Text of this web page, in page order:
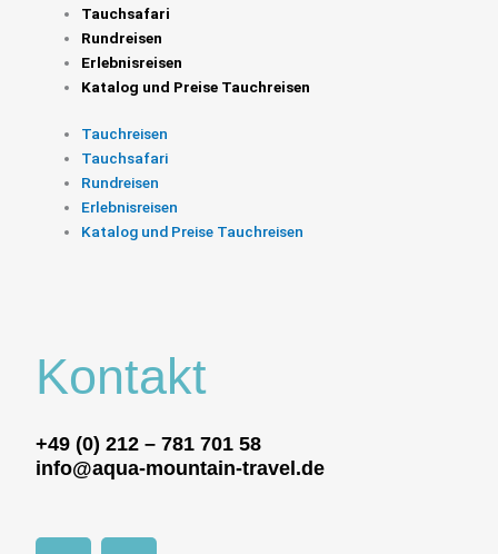
Tauchsafari
Rundreisen
Erlebnisreisen
Katalog und Preise Tauchreisen
Tauchreisen
Tauchsafari
Rundreisen
Erlebnisreisen
Katalog und Preise Tauchreisen
Kontakt
+49 (0) 212 – 781 701 58
info@aqua-mountain-travel.de